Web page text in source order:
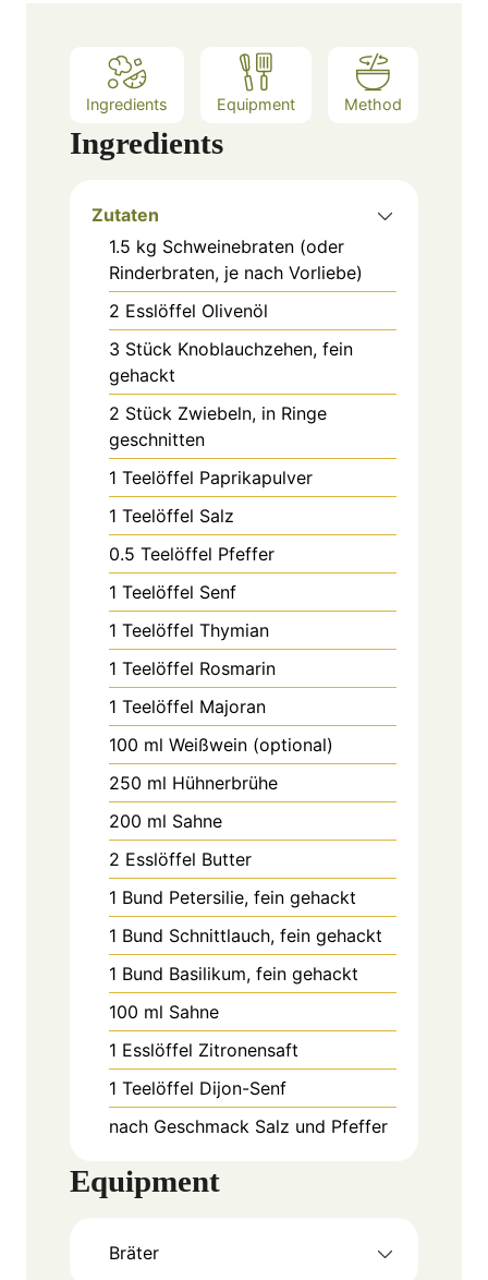
Ingredients Equipment Method
Ingredients
Zutaten
1.5 kg Schweinebraten (oder
Rinderbraten, je nach Vorliebe)
2 Esslöffel Olivenöl
3 Stück Knoblauchzehen, fein
gehackt
2 Stück Zwiebeln, in Ringe
geschnitten
1 Teelöffel Paprikapulver
1 Teelöffel Salz
0.5 Teelöffel Pfeffer
1 Teelöffel Senf
1 Teelöffel Thymian
1 Teelöffel Rosmarin
1 Teelöffel Majoran
100 ml Weißwein (optional)
250 ml Hühnerbrühe
200 ml Sahne
2 Esslöffel Butter
1 Bund Petersilie, fein gehackt
1 Bund Schnittlauch, fein gehackt
1 Bund Basilikum, fein gehackt
100 ml Sahne
1 Esslöffel Zitronensaft
1 Teelöffel Dijon-Senf
nach Geschmack Salz und Pfeffer
Equipment
Bräter